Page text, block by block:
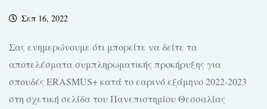
Σεπ 16, 2022
Σας ενημερώνουμε ότι μπορείτε να δείτε τα
αποτελέσματα συμπληρωματικής προκήρυξης για
σπουδές ERASMUS+ κατά το εαρινό εξάμηνο 2022-2023
στη σχετική σελίδα του Πανεπιστημίου Θεσσαλίας